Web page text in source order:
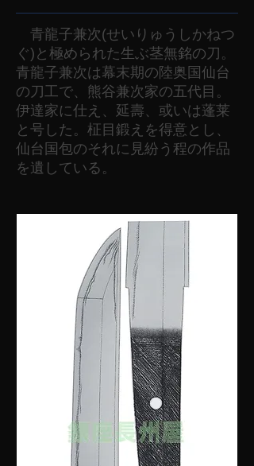
青龍子兼次(せいりゅうしかねつ
ぐ)と極められた生ぶ茎無銘の刀。
青龍子兼次は幕末期の陸奥国仙台
の刀工で、熊谷兼次家の五代目。
伊達家に仕え、延壽、或いは蓬莱
と号した。柾目鍛えを得意とし、
仙台国包のそれに見紛う程の作品
を遺している。